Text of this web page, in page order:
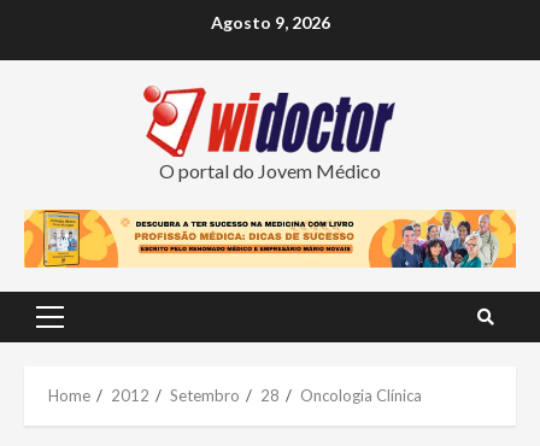
Agosto 9, 2026
O portal do Jovem Médico
Primary
Home 2012 Setembro 28 Oncologia Clínica